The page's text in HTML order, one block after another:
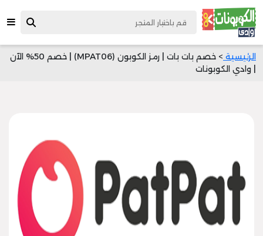
الرئيسية
> خصم بات بات | رمز الكوبون (MPAT06) | خصم 50% الآن
| وادي الكوبونات